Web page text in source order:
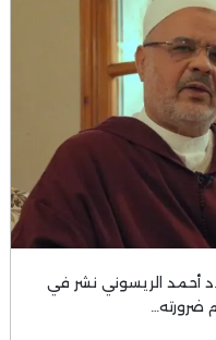
أ.د أحمد الريسوني نشر في